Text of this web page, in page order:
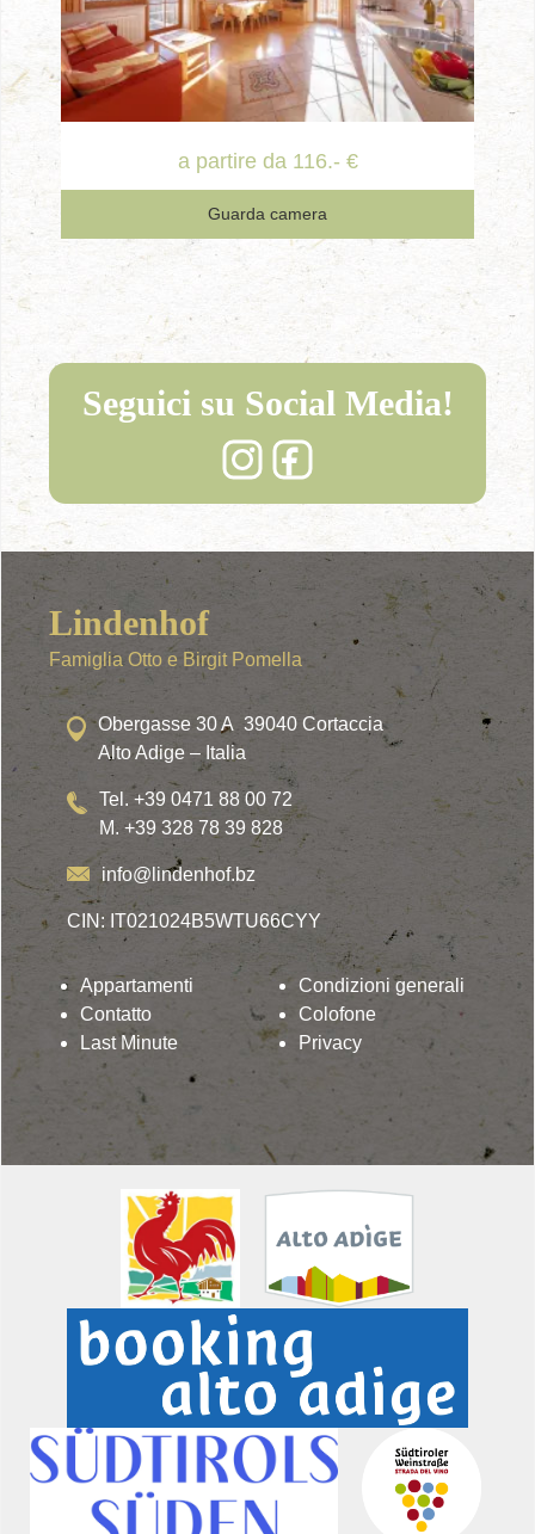
a partire da 116.- €
Guarda camera
Seguici su Social Media!
Lindenhof
Famiglia Otto e Birgit Pomella
Obergasse 30 A 39040 Cortaccia
Alto Adige – Italia
Tel. +39 0471 88 00 72
M. +39 328 78 39 828
info@lindenhof.bz
CIN: IT021024B5WTU66CYY
Appartamenti
Contatto
Last Minute
Condizioni generali
Colofone
Privacy
Lindenhof